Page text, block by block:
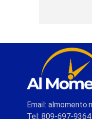
Email:
Tel: 809-697-9364